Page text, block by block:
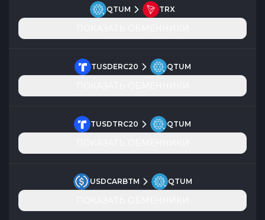
QTUM TRX
TUSDERC20 QTUM
TUSDTRC20 QTUM
USDCARBTM QTUM